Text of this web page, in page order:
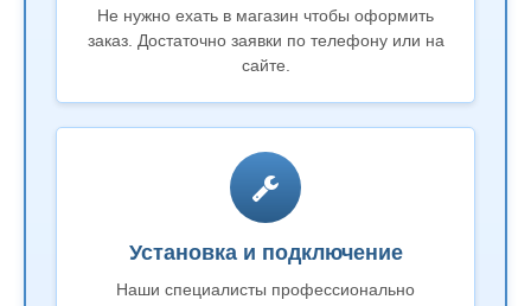
Не нужно ехать в магазин чтобы оформить
заказ. Достаточно заявки по телефону или на
сайте.
Установка и подключение
Наши специалисты профессионально